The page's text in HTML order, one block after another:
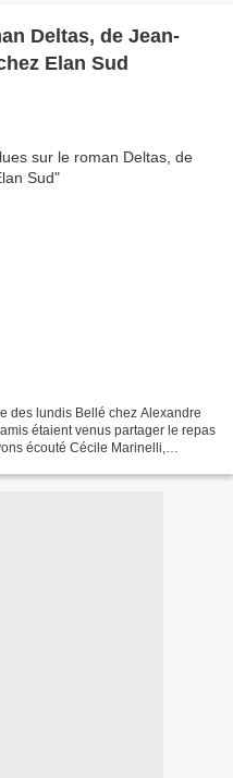
Deltas, de Jean-
Elan Sud
des lundis Bellé chez Alexandre
étaient venus partager le repas
écouté Cécile Marinelli,